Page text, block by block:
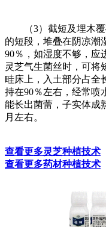
（3）截短及埋木覆
的短段，堆叠在阴凉潮
90％，如湿度不够，应
灵芝气生菌丝时，可将
畦床上，入土部分占全
持在90％左右，经常喷
能长出菌蕾，子实体成
月左右。
查看更多灵芝种植技术
查看更多药材种植技术